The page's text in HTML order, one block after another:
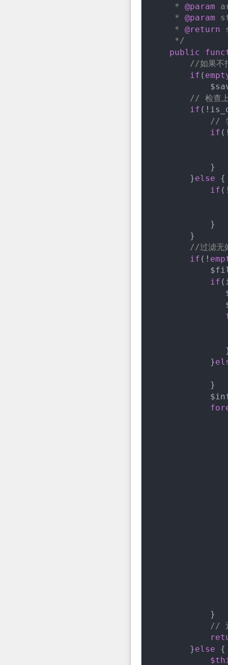
     *
@param
     *
@param
     *
@return
     */
public
//如果不
if (
// 检查
if
//
if
            }
        }
else {
if
            }
        }
//过滤无
if (!
if
            }
            }
            }
//
        }
else {